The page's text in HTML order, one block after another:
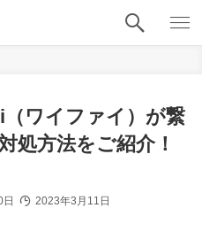
ワイファイ）が繋
処方法をご紹介！
2023年3月11日